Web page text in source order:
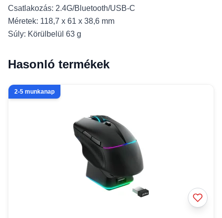
Csatlakozás: 2.4G/Bluetooth/USB-C
Méretek: 118,7 x 61 x 38,6 mm
Súly: Körülbelül 63 g
Hasonló termékek
2-5 munkanap